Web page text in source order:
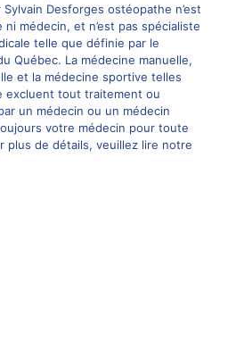
Desforges ostéopathe n’est
médecin, et n’est pas spécialiste
telle que définie par le
Québec. La médecine manuelle,
et la médecine sportive telles
excluent tout traitement ou
un médecin ou un médecin
votre médecin pour toute
plus de détails, veuillez lire notre